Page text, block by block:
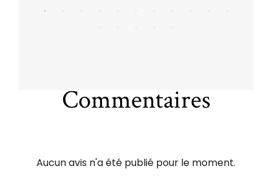
Commentaires
Aucun avis n'a été publié pour le moment.